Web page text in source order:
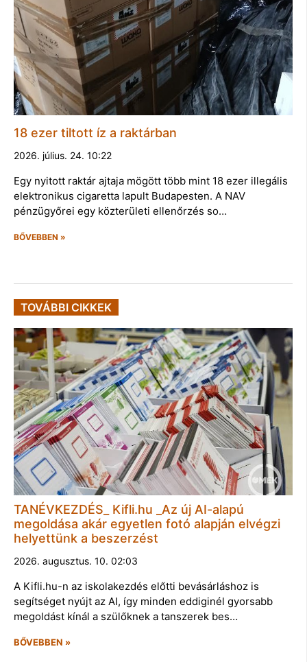
18 ezer tiltott íz a raktárban
2026. július. 24. 10:22
Egy nyitott raktár ajtaja mögött több mint 18 ezer illegális
elektronikus cigaretta lapult Budapesten. A NAV
pénzügyőrei egy közterületi ellenőrzés so…
BŐVEBBEN »
TOVÁBBI CIKKEK
TANÉVKEZDÉS_ Kifli.hu _Az új AI-alapú
megoldása akár egyetlen fotó alapján elvégzi
helyettünk a beszerzést
2026. augusztus. 10. 02:03
A Kifli.hu-n az iskolakezdés előtti bevásárláshoz is
segítséget nyújt az AI, így minden eddiginél gyorsabb
megoldást kínál a szülőknek a tanszerek bes…
BŐVEBBEN »